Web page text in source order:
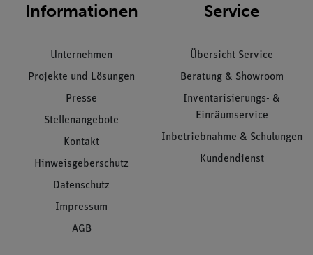
Informationen
Unternehmen
Projekte und Lösungen
Presse
Stellenangebote
Kontakt
Hinweisgeberschutz
Datenschutz
Impressum
AGB
Service
Übersicht Service
Beratung & Showroom
Inventarisierungs- &
Einräumservice
Inbetriebnahme & Schulungen
Kundendienst